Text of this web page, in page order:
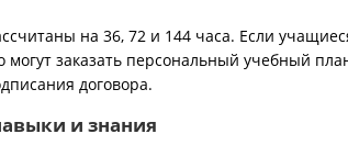
на 36, 72 и 144 часа. Если
могут заказать персональный учебный
договора.
и знания